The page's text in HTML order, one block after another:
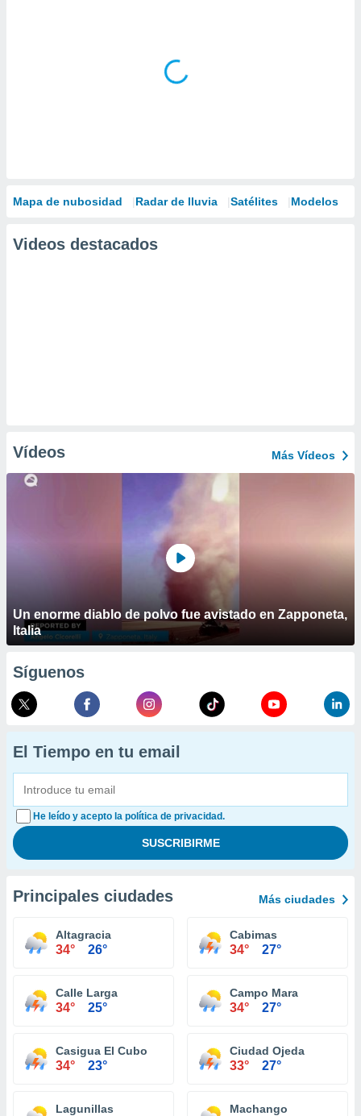
Mapa de nubosidad Radar de lluvia Satélites Modelos
Videos destacados
Vídeos Más Vídeos
Un enorme diablo de polvo fue avistado en Zapponeta,
Italia
Síguenos
El Tiempo en tu email
He leído y acepto la política de privacidad.
Principales ciudades Más ciudades
Altagracia
34° 26°
Cabimas
34° 27°
Calle Larga
34° 25°
Campo Mara
34° 27°
Casigua El Cubo
34° 23°
Ciudad Ojeda
33° 27°
Lagunillas Machango